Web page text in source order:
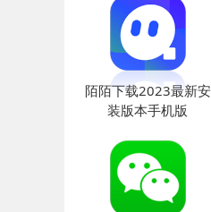
陌陌下载2023最新安
装版本手机版